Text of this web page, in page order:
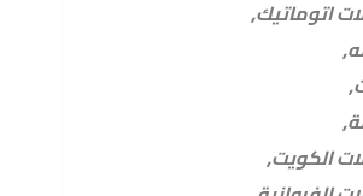
اتوماتيك,
الكويت,